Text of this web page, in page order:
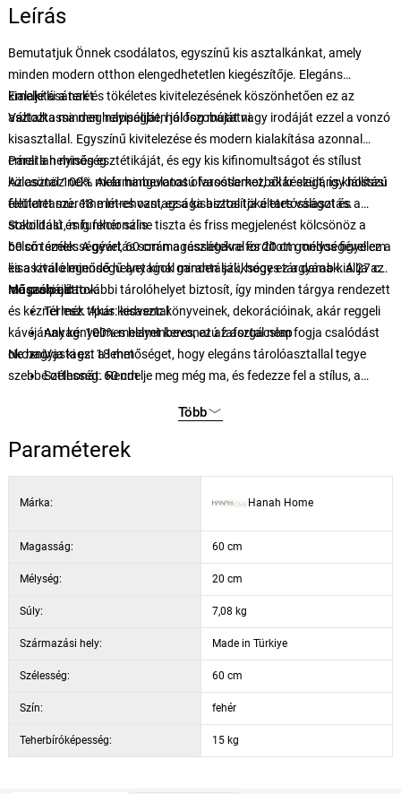
Leírás
Bemutatjuk Önnek csodálatos, egyszínű kis asztalkánkat, amely
minden modern otthon elengedhetetlen kiegészítője. Elegáns
kialakításának és tökéletes kivitelezésének köszönhetően ez az
asztalka minden helyiségben jól fog mutatni.
Emelje ki a terét
Változtassa meg nappaliját, hálószobáját vagy irodáját ezzel a vonzó
kisasztallal. Egyszínű kivitelezése és modern kialakítása azonnal
emeli a helyiség esztétikáját, és egy kis kifinomultságot és stílust
kölcsönöz neki. Akár hangulatos olvasósarkot, akár elegáns kiállítási
felületet szeretne létrehozni, ez a kisasztal tökéletes választás.
Páratlan minőség
Az asztal 100% melaminbevonatú farostlemezből készült, így hosszú
élettartamú. 18 mm-es vastagsága biztosítja a tartósságot és a
stabilitást, míg fehér színe tiszta és friss megjelenést kölcsönöz a
belső térnek. A gyártás során a részletekre fordított gondos figyelem
és a kiváló minőségű anyagok garantálják, hogy ez a darab kiállja az
idő próbáját.
Sokoldalú és funkcionális
60 cm szélességével, 60 cm magasságával és 20 cm mélységével ez a
kisasztal elegendő helyet kínál minden szükséges tárgyának. A 27 cm
magas polc további tárolóhelyet biztosít, így minden tárgya rendezett
és kéznél lesz. Akár kedvenc könyveinek, dekorációinak, akár reggeli
kávéjának kényelmes helyet keres, ez az asztal nem fogja csalódást
okozni.
Műszaki adatok:
Termék típus: kisasztal
Anyag: 100% melaminbevonatú faforgácslap
Vastags: 18 mm
Szélesség: 60 cm
Polc magassága: 27 cm
Szín: fehér
Ne hagyja ki ezt a lehetőséget, hogy elegáns tárolóasztallal tegye
szebbé otthonát. Rendelje meg még ma, és fedezze fel a stílus, a
Több
Paraméterek
Márka: Hanah Home
Magasság: 60 cm
Mélység: 20 cm
Súly: 7,08 kg
Származási hely: Made in Türkiye
Szélesség: 60 cm
Szín: fehér
Teherbíróképesség: 15 kg